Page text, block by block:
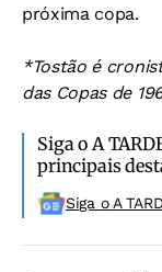
próxima copa.
*Tostão é
das Copas de
Siga o A
principais
Siga o A